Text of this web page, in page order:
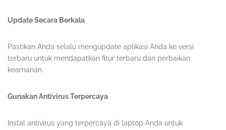
Update Secara Berkala
Pastikan Anda selalu mengupdate aplikasi Anda ke versi
terbaru untuk mendapatkan fitur terbaru dan perbaikan
keamanan.
Gunakan Antivirus Terpercaya
Instal antivirus yang terpercaya di laptop Anda untuk